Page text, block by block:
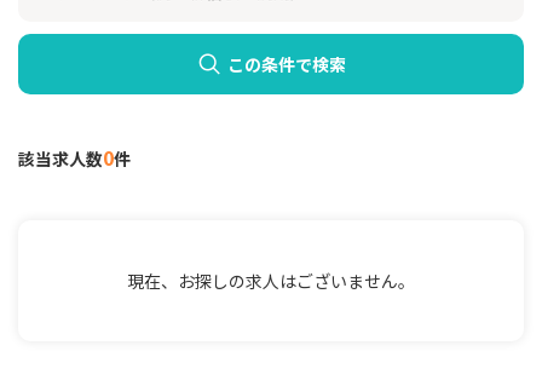
この条件で検索
該当求人数0件
現在、お探しの求人はございません。